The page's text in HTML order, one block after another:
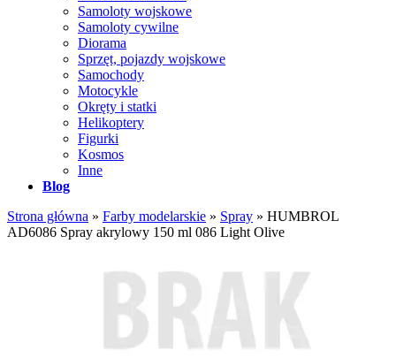
Samoloty wojskowe
Samoloty cywilne
Diorama
Sprzęt, pojazdy wojskowe
Samochody
Motocykle
Okręty i statki
Helikoptery
Figurki
Kosmos
Inne
Blog
Strona główna » Farby modelarskie » Spray » HUMBROL
AD6086 Spray akrylowy 150 ml 086 Light Olive